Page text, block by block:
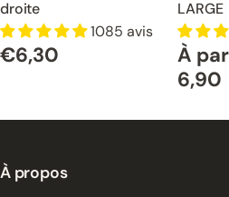
droite
1085 avis
Prix
€6,30
LARGE
Prix
normal
À
6,90
À propos